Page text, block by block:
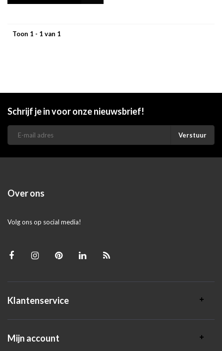
Toon 1 - 1 van 1
Schrijf je in voor onze nieuwsbrief!
Verstuur
Over ons
Volg ons op social media!
Klantenservice
Mijn account